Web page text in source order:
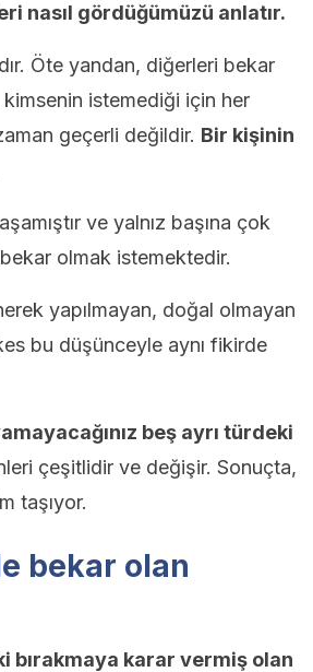
nasıl gördüğümüzü anlatır.
Öte yandan, diğerleri bekar
istemediği için her
geçerli değildir. Bir kişinin
ve yalnız başına çok
olmak istemektedir.
yapılmayan, doğal olmayan
bu düşünceyle aynı fikirde
beş ayrı türdeki
çeşitlidir ve değişir. Sonuçta,
taşıyor.
bekar olan
bırakmaya karar vermiş olan